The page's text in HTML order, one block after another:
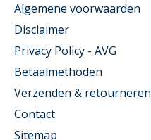
Algemene voorwaarden
Disclaimer
Privacy Policy - AVG
Betaalmethoden
Verzenden & retourneren
Contact
Sitemap